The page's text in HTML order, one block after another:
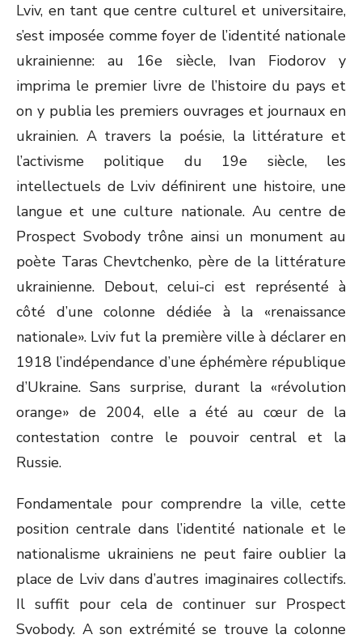
Lviv, en tant que centre culturel et universitaire,
s’est imposée comme foyer de l’identité nationale
ukrainienne: au 16e siècle, Ivan Fiodorov y
imprima le premier livre de l’histoire du pays et
on y publia les premiers ouvrages et journaux en
ukrainien. A travers la poésie, la littérature et
l’activisme politique du 19e siècle, les
intellectuels de Lviv définirent une histoire, une
langue et une culture nationale. Au centre de
Prospect Svobody trône ainsi un monument au
poète Taras Chevtchenko, père de la littérature
ukrainienne. Debout, celui-ci est représenté à
côté d’une colonne dédiée à la «renaissance
nationale». Lviv fut la première ville à déclarer en
1918 l’indépendance d’une éphémère république
d’Ukraine. Sans surprise, durant la «révolution
orange» de 2004, elle a été au cœur de la
contestation contre le pouvoir central et la
Russie.
Fondamentale pour comprendre la ville, cette
position centrale dans l’identité nationale et le
nationalisme ukrainiens ne peut faire oublier la
place de Lviv dans d’autres imaginaires collectifs.
Il suffit pour cela de continuer sur Prospect
Svobody. A son extrémité se trouve la colonne